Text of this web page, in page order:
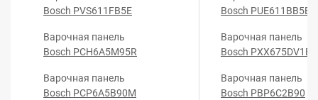
Bosch PVS611FB5E
Варочная панель
Bosch PCH6A5M95R
Варочная панель
Bosch PCP6A5B90M
Bosch PUE611BB5E
Варочная панель
Bosch PXX675DV1E
Варочная панель
Bosch PBP6C2B90